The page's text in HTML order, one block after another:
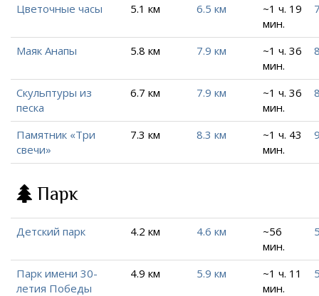
Цветочные часы 5.1 км 6.5 км
~1 ч. 19
мин.
Маяк Анапы 5.8 км 7.9 км
~1 ч. 36
мин.
Скульптуры из
песка
6.7 км 7.9 км
~1 ч. 36
мин.
Памятник «Три
свечи»
7.3 км 8.3 км
~1 ч. 43
мин.
Парк
Детский парк 4.2 км 4.6 км
~56
мин.
Парк имени 30-
летия Победы
4.9 км 5.9 км
~1 ч. 11
мин.